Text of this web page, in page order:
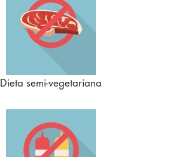
Dieta semi-vegetariana